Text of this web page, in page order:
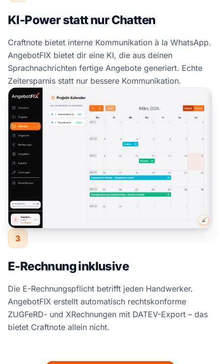
KI-Power statt nur Chatten
Craftnote bietet interne Kommunikation à la WhatsApp.
AngebotFIX bietet dir eine KI, die aus deinen
Sprachnachrichten fertige Angebote generiert. Echte
Zeitersparnis statt nur bessere Kommunikation.
3
E-Rechnung inklusive
Die E-Rechnungspflicht betrifft jeden Handwerker.
AngebotFIX erstellt automatisch rechtskonforme
ZUGFeRD- und XRechnungen mit DATEV-Export – das
bietet Craftnote allein nicht.